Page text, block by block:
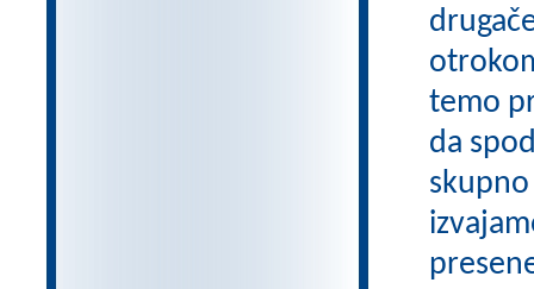
temo
da